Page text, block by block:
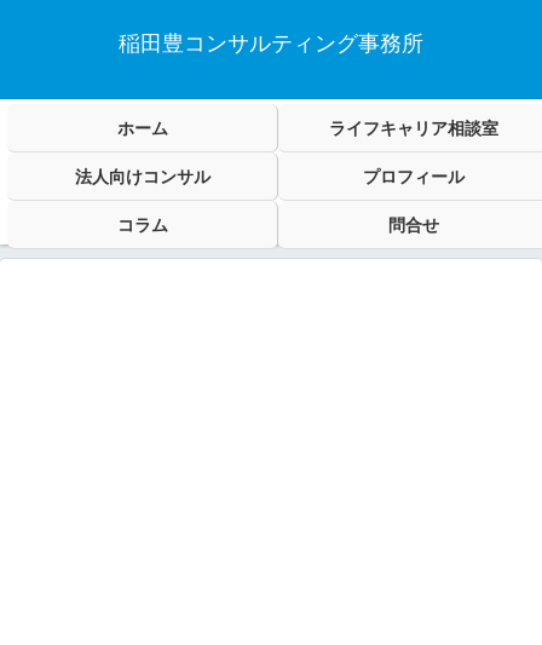
稲田豊コンサルティング事務所
ホーム ライフキャリア相談室
法人向けコンサル プロフィール
コラム 問合せ